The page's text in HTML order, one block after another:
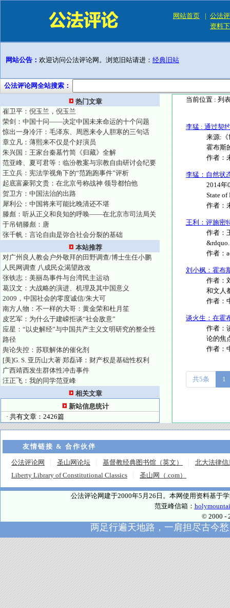
网站首页 | 公法
资料
网站公告： 欢迎访问公法评论网。浏览旧站请进： 经典旧站
公法评论网全站搜索：
热门文章
崔卫平：倪玉兰，倪玉兰
荣剑：中国十问——决定中国未来命运的十个问题
惊出一身冷汗：毛泽东、周恩来令人胆寒的三句话
章立凡：薄熙来不仅是个好演员
朱兴国：王家台秦墓竹简《归藏》全解
范亚峰、夏可君等：临汾教案与宗教自由研讨会纪要
王立兵：宪法学视角下的“范跑跑事件”评析
起底富豪郭文贵：在北京号称战神 领导都怕他
贺卫方：中国法治的出路
犀利公：中国将来可能比晚清还不堪
滕彪：听从正义和良知的呼唤——在北京市司法局关
于吊销滕彪：唐
张千帆：言论自由是弥合社会分裂的基础
本站推荐
对广州良人教会户外敬拜的田野调查/博士生任小鹏
人民网调查 八成民众渴望政改
张铁志：美丽岛事件与台湾民主运动
葛汉文：大战略的演进、机理及其中国意义
2009，中国社会的零度诚信/朱大可
南方人物：不一样的大哥：黄金荣和杜月笙
皮艺军：为什么于建嵘拒谈“社会敌意”
应星：“以史解经”与中国共产主义文明研究的整全性
路径
舆论失控：苏联解体的催化剂
[美]G. S. 亚历山大著 郑磊译：财产权是基础性权利
广西靖西发生群体性冲击事件
汪正飞：我的同学范亚峰
相关文章
新站信息统计
· 共有文章：2426篇
当前位置 : 列
李猛 : 通过契
来源:《
霍布斯
作者：
李猛：自然状
2014年
State of
作者：
王利：评施密
作者：
作者：
刘小枫：霍布
作者：
和文人
作者：
谈火生：在霍
作者：
论的焦
作者：
共5条 1
友情链接 & 合作伙伴
公法评论网 圣山网论坛 基督教经典图书馆（英文）
北大法律信
Liberty Library of Constitutional Classics
圣山网（.com）
公法评论网建于2000年5月26日。本网使用资料基于
范亚峰信箱：
© 2000 -
两足行遍天地路，一肩担尽古今